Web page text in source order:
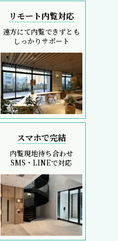
リモート内覧対応
遠方にて内覧できずとも
しっかりサポート
スマホで完結
内覧現地待ち合わせ
SMS・LINEで対応